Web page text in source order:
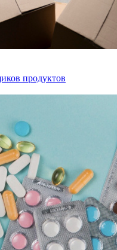
продуктов